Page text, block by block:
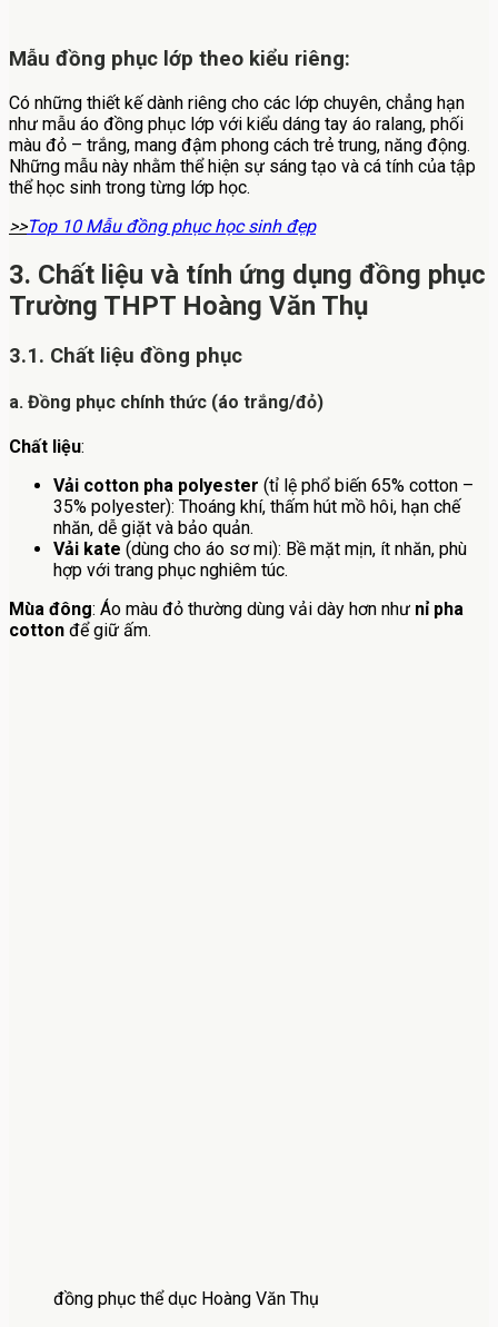
Mẫu đồng phục lớp theo kiểu riêng:
Có những thiết kế dành riêng cho các lớp chuyên, chẳng hạn
như mẫu áo đồng phục lớp với kiểu dáng tay áo ralang, phối
màu đỏ – trắng, mang đậm phong cách trẻ trung, năng động.
Những mẫu này nhằm thể hiện sự sáng tạo và cá tính của tập
thể học sinh trong từng lớp học.
>>Top 10 Mẫu đồng phục học sinh đẹp
3. Chất liệu và tính ứng dụng đồng phục
Trường THPT Hoàng Văn Thụ
3.1. Chất liệu đồng phục
a. Đồng phục chính thức (áo trắng/đỏ)
Chất liệu:
Vải cotton pha polyester (tỉ lệ phổ biến 65% cotton –
35% polyester): Thoáng khí, thấm hút mồ hôi, hạn chế
nhăn, dễ giặt và bảo quản.
Vải kate (dùng cho áo sơ mi): Bề mặt mịn, ít nhăn, phù
hợp với trang phục nghiêm túc.
Mùa đông: Áo màu đỏ thường dùng vải dày hơn như nỉ pha
cotton để giữ ấm.
đồng phục thể dục Hoàng Văn Thụ